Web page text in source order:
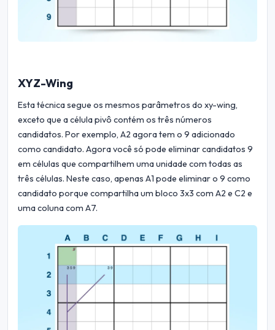
XYZ-Wing
Esta técnica segue os mesmos parâmetros do xy-wing,
exceto que a célula pivô contém os três números
candidatos. Por exemplo, A2 agora tem o 9 adicionado
como candidato. Agora você só pode eliminar candidatos 9
em células que compartilhem uma unidade com todas as
três células. Neste caso, apenas A1 pode eliminar o 9 como
candidato porque compartilha um bloco 3x3 com A2 e C2 e
uma coluna com A7.